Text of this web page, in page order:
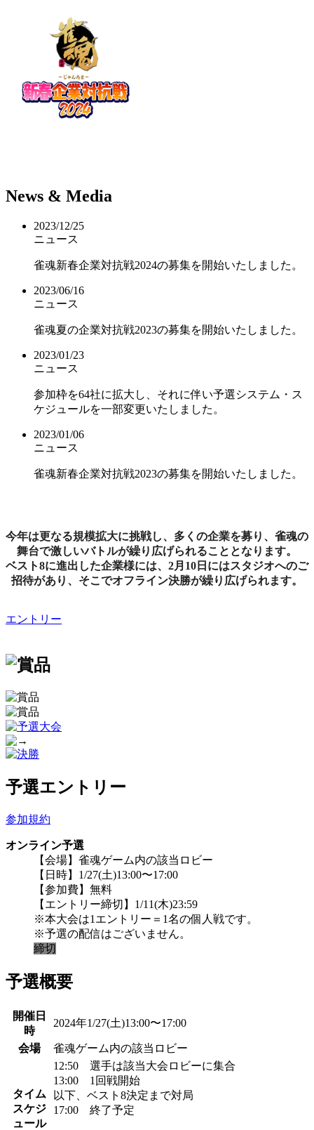
News & Media
2023/12/25
ニュース
雀魂新春企業対抗戦2024の募集を開始いたしました。
2023/06/16
ニュース
雀魂夏の企業対抗戦2023の募集を開始いたしました。
2023/01/23
ニュース
参加枠を64社に拡大し、それに伴い予選システム・ス
ケジュールを一部変更いたしました。
2023/01/06
ニュース
雀魂新春企業対抗戦2023の募集を開始いたしました。
今年は更なる規模拡大に挑戦し、多くの企業を募り、雀魂の
舞台で激しいバトルが繰り広げられることとなります。
ベスト8に進出した企業様には、2月10日にはスタジオへのご
招待があり、そこでオフライン決勝が繰り広げられます。
エントリー
予選エントリー
参加規約
オンライン予選
【会場】雀魂ゲーム内の該当ロビー
【日時】1/27(土)13:00〜17:00
【参加費】無料
【エントリー締切】1/11(木)23:59
※本大会は1エントリー＝1名の個人戦です。
※予選の配信はございません。
締切
予選概要
開催日
時
2024年1/27(土)13:00〜17:00
会場 雀魂ゲーム内の該当ロビー
タイム
スケジ
ュール
12:50 選手は該当大会ロビーに集合
13:00 1回戦開始
以下、ベスト8決定まで対局
17:00 終了予定